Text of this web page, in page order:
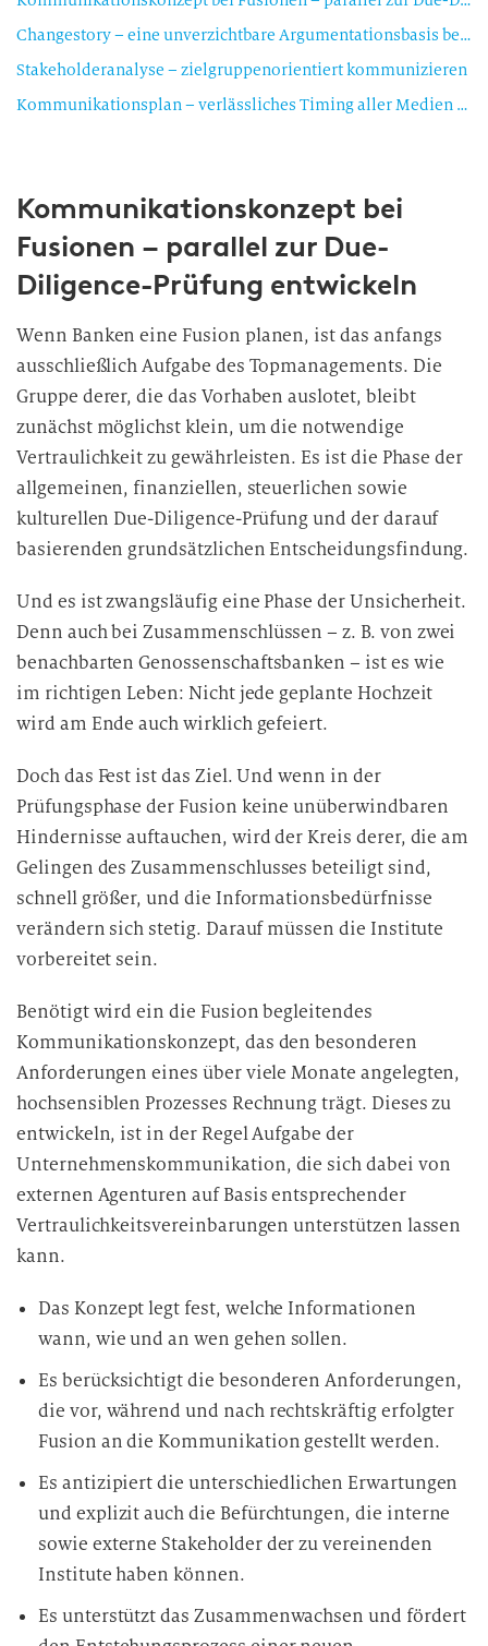
Changestory – eine unverzichtbare Argumentationsbasis bei Fusionen
Stakeholderanalyse – zielgruppenorientiert kommunizieren
Kommunikationsplan – verlässliches Timing aller Medien und Formate
Kommunikationskonzept bei
Fusionen – parallel zur Due-
Diligence-Prüfung entwickeln
Wenn Banken eine Fusion planen, ist das anfangs
ausschließlich Aufgabe des Topmanagements. Die
Gruppe derer, die das Vorhaben auslotet, bleibt
zunächst möglichst klein, um die notwendige
Vertraulichkeit zu gewährleisten. Es ist die Phase der
allgemeinen, finanziellen, steuerlichen sowie
kulturellen Due-Diligence-Prüfung und der darauf
basierenden grundsätzlichen Entscheidungsfindung.
Und es ist zwangsläufig eine Phase der Unsicherheit.
Denn auch bei Zusammenschlüssen – z. B. von zwei
benachbarten Genossenschaftsbanken – ist es wie
im richtigen Leben: Nicht jede geplante Hochzeit
wird am Ende auch wirklich gefeiert.
Doch das Fest ist das Ziel. Und wenn in der
Prüfungsphase der Fusion keine unüberwindbaren
Hindernisse auftauchen, wird der Kreis derer, die am
Gelingen des Zusammenschlusses beteiligt sind,
schnell größer, und die Informationsbedürfnisse
verändern sich stetig. Darauf müssen die Institute
vorbereitet sein.
Benötigt wird ein die Fusion begleitendes
Kommunikationskonzept, das den besonderen
Anforderungen eines über viele Monate angelegten,
hochsensiblen Prozesses Rechnung trägt. Dieses zu
entwickeln, ist in der Regel Aufgabe der
Unternehmenskommunikation, die sich dabei von
externen Agenturen auf Basis entsprechender
Vertraulichkeitsvereinbarungen unterstützen lassen
kann.
Das Konzept legt fest, welche Informationen
wann, wie und an wen gehen sollen.
Es berücksichtigt die besonderen Anforderungen,
die vor, während und nach rechtskräftig erfolgter
Fusion an die Kommunikation gestellt werden.
Es antizipiert die unterschiedlichen Erwartungen
und explizit auch die Befürchtungen, die interne
sowie externe Stakeholder der zu vereinenden
Institute haben können.
Es unterstützt das Zusammenwachsen und fördert